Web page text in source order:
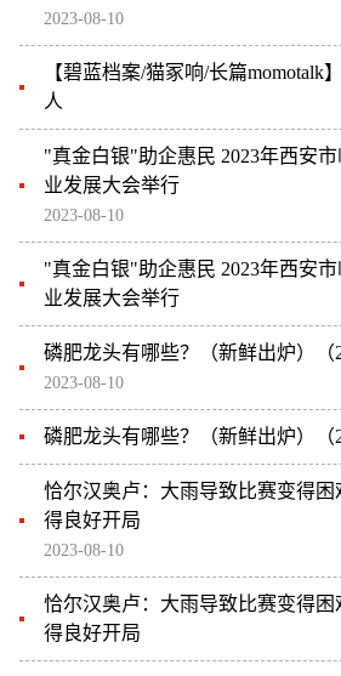
2023-08-10
【碧蓝档案/猫冢响/长篇momotalk
人
"真金白银"助企惠民 2023年西安
业发展大会举行
2023-08-10
"真金白银"助企惠民 2023年西安
业发展大会举行
磷肥龙头有哪些？（新鲜出炉）（
2023-08-10
磷肥龙头有哪些？（新鲜出炉）（
恰尔汉奥卢：大雨导致比赛变得
得良好开局
2023-08-10
恰尔汉奥卢：大雨导致比赛变得
得良好开局